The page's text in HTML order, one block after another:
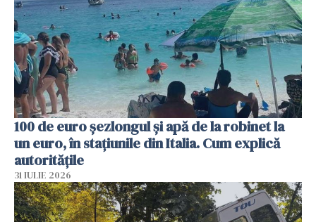
100 de euro șezlongul și apă de la robinet la
un euro, în stațiunile din Italia. Cum explică
autoritățile
31 IULIE 2026